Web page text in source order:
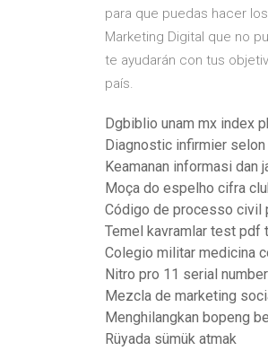
para que puedas hacer
Marketing Digital que no
te ayudarán con tus
país.
Dgbiblio unam mx index
Diagnostic infirmier
Keamanan informasi dan
Moça do espelho cifra
Código de processo civil
Temel kavramlar test pdf
Colegio militar medicina
Nitro pro 11 serial number
Mezcla de marketing
Menghilangkan bopeng
Rüyada sümük atmak